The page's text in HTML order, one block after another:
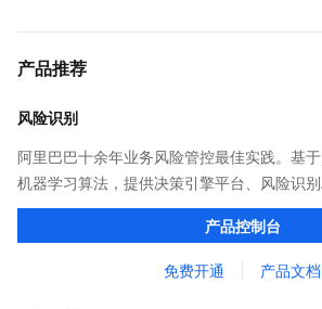
产品推荐
风险识别
阿里巴巴十余年业务风险管控最佳实践。基于
机器学习算法，提供决策引擎平台、风险识
多维风控服务，一站式解决企业在用户注册
贷审核等关键业务中所遇到的欺诈问题。
产品控制台
免费开通 产品文档